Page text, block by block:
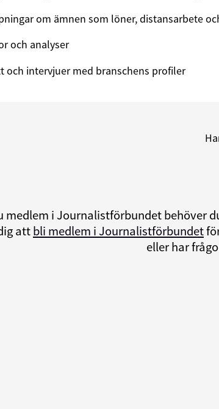
om ämnen som löner, distansarbete
och analyser
och intervjuer med branschens profiler
medlem i Journalistförbundet behöver
attbli medlem i Journalistförbundet
eller har